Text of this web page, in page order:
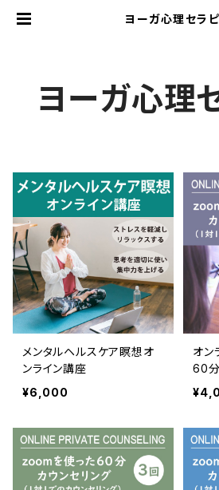
ヨーガ心理セラ
ヨーガ心理
メンタルヘルスケア瞑想オ
ンライン講座
¥6,000
オン
60